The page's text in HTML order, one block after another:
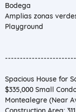
Bodega
Amplias zonas
Playground
Spacious House for
$335,000 Small
Montealegre (Near